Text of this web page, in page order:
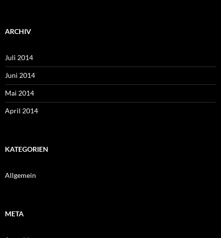
ARCHIV
Juli 2014
Juni 2014
Mai 2014
April 2014
KATEGORIEN
Allgemein
META